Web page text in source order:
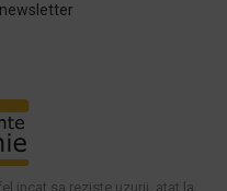
incat sa reziste uzurii, atat la